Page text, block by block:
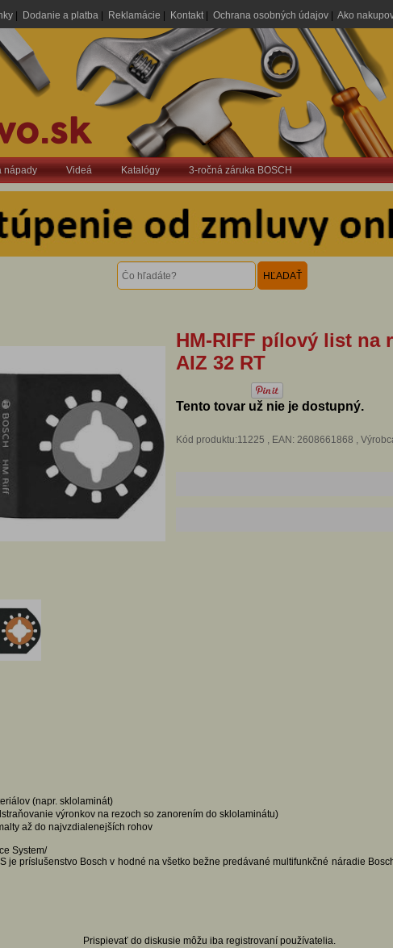
| Dodanie a platba| Reklamácie Kontakt| Ochrana osobných údajov| Ako
nápady Videá Katalógy 3-ročná záruka BOSCH
HM-RIFF pílový list na
AIZ 32 RT
Tento tovar už nie je dostupný.
Kód produktu:11225 , EAN: 2608661868 ,
(napr. sklolaminát)
výronkov na rezoch so zanorením do sklolaminátu)
až do najvzdialenejších rohov
System/
je príslušenstvo Bosch v hodné na všetko bežne predávané multifunkčné náradie
Prispievať do diskusie môžu iba registrovaní používatelia.